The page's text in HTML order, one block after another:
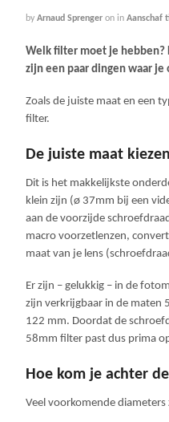
by Arnaud Sprenger on in Aanschaf
Welk filter moet je hebben?
zijn een paar dingen waar
Zoals de juiste maat en een
filter.
De juiste maat kiezen
Dit is het makkelijkste
klein zijn (ø 37mm bij een
aan de voorzijde
macro voorzetlenzen,
maat van je lens
Er zijn – gelukkig – in de
zijn verkrijgbaar in de maten
122 mm. Doordat de
58mm filter past dus prima
Hoe kom je achter
Veel voorkomende diameters